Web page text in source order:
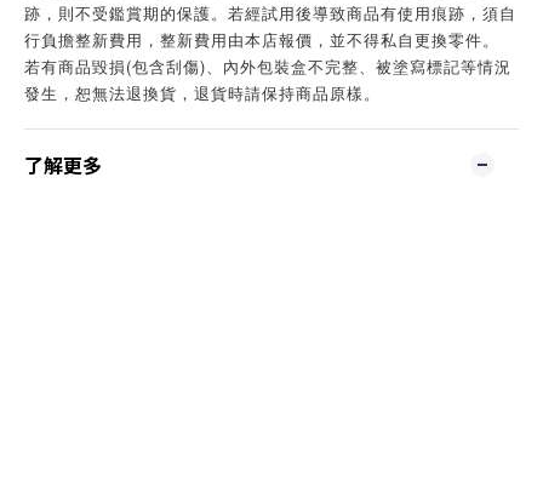
跡，則不受鑑賞期的保護。若經試用後導致商品有使用痕跡，須自
行負擔整新費用，整新費用由本店報價，並不得私自更換零件。
若有商品毀損(包含刮傷)、內外包裝盒不完整、被塗寫標記等情況
發生，恕無法退換貨，退貨時請保持商品原樣。
了解更多